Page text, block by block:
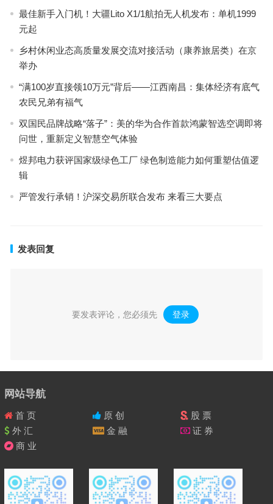
最佳新手入门机！大疆Lito X1/1航拍无人机发布：单机1999
元起
乡村休闲业态高质量发展交流对接活动（康养旅居类）在京
举办
“满100岁直接领10万元”背后——江西南昌：集体经济有底气
农民兄弟有福气
双国民品牌战略“落子”：美的华为合作首款鸿蒙智选空调即将
问世，重新定义智慧空气体验
煜邦电力获评国家级绿色工厂 绿色制造能力如何重塑估值逻
辑
严管发行承销！沪深交易所联合发布 来看三大要点
发表回复
要发表评论，您必须先 登录 。
网站导航
首 页 原 创
股 票
外 汇
金 融
证 券
商 业